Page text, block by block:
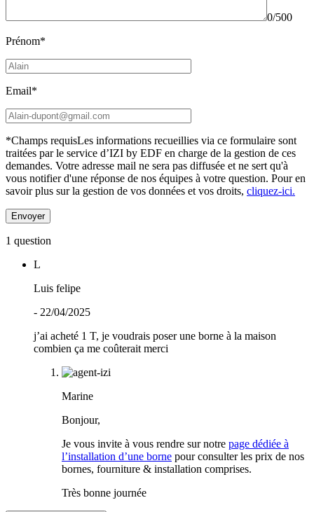
0/500
Prénom*
Email*
*Champs requisLes informations recueillies via ce formulaire sont
traitées par le service d’IZI by EDF en charge de la gestion de ces
demandes. Votre adresse mail ne sera pas diffusée et ne sert qu'à
vous notifier d'une réponse de nos équipes à votre question. Pour en
savoir plus sur la gestion de vos données et vos droits, cliquez-ici.
1 question
L
Luis felipe
- 22/04/2025
j’ai acheté 1 T, je voudrais poser une borne à la maison
combien ça me coûterait merci
Marine
Bonjour,
Je vous invite à vous rendre sur notre page dédiée à
l’installation d’une borne pour consulter les prix de nos
bornes, fourniture & installation comprises.
Très bonne journée